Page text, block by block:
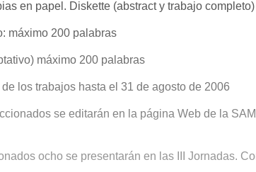
en papel. Diskette (abstract y trabajo completo)
máximo 200 palabras
máximo 200 palabras
los trabajos hasta el 31 de agosto de 2006
se editarán en la página Web de la
ocho se presentarán en las III Jornadas.